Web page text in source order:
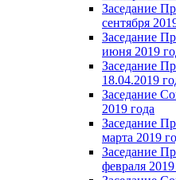
Заседание
сентября
Заседание
июня 2019
Заседание
18.04.2019
Заседание
2019 года
Заседание
марта 2019
Заседание
февраля 2019